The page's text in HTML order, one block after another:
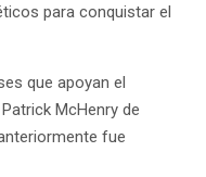
para conquistar el
que apoyan el
McHenry de
fue